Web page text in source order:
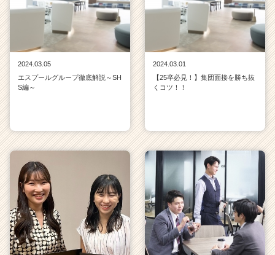
2024.03.05
エスプールグループ徹底解説～SH
S編～
2024.03.01
【25卒必見！】集団面接を勝ち抜
くコツ！！